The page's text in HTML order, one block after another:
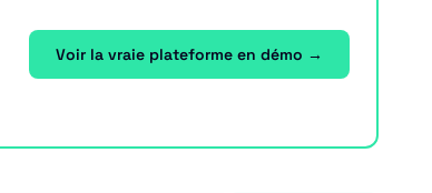
Voir la vraie plateforme en démo →